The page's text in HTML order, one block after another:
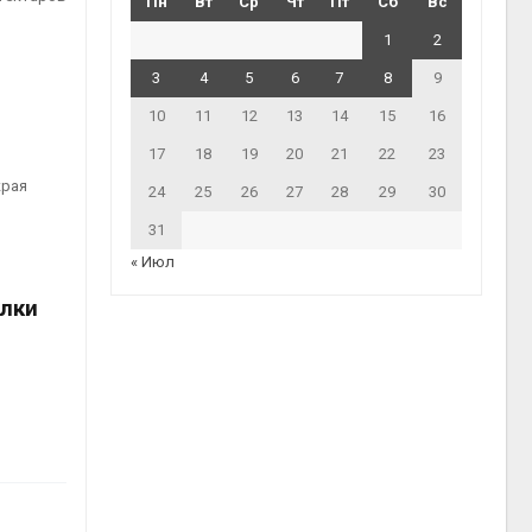
1 2
3 4 5 6 7 8 9
10 11 12 13 14 15 16
17 18 19 20 21 22 23
24 25 26 27 28 29 30
31
« Июл